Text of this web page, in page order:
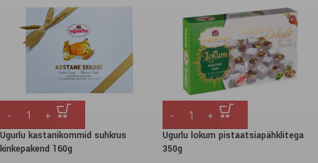
Ugurlu kastanikommid suhkrus
kinkepakend 160g
Ugurlu lokum pistaatsiapähklitega
350g